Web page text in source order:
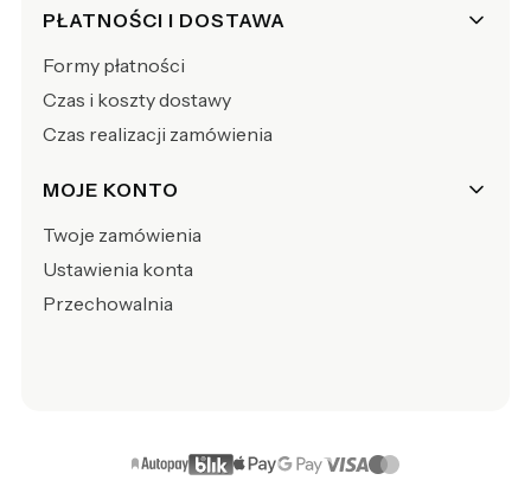
PŁATNOŚCI I DOSTAWA
Formy płatności
Czas i koszty dostawy
Czas realizacji zamówienia
MOJE KONTO
Twoje zamówienia
Ustawienia konta
Przechowalnia